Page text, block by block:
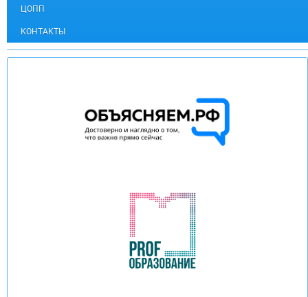
ЦОПП
КОНТАКТЫ